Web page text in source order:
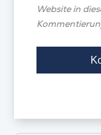
Website in